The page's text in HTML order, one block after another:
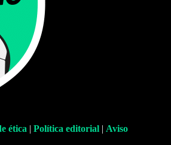
ética | Política editorial | Aviso